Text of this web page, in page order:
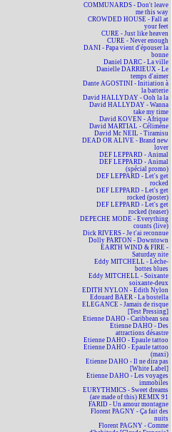
COMMUNARDS - Don't leave
me this way
CROWDED HOUSE - Fall at
your feet
CURE - Just like heaven
CURE - Never enough
DANI - Papa vient d'épouser la
bonne
Daniel DARC - La ville
Danielle DARRIEUX - Le
temps d'aimer
Dante AGOSTINI - Initiation à
la batterie
David HALLYDAY - Ooh la la
David HALLYDAY - Wanna
take my time
David KOVEN - Afrique
David MARTIAL - Célimène
David Mc NEIL - Tiramisu
DEAD OR ALIVE - Brand new
lover
DEF LEPPARD - Animal
DEF LEPPARD - Animal
(spécial promo)
DEF LEPPARD - Let's get
rocked
DEF LEPPARD - Let's get
rocked (poster)
DEF LEPPARD - Let's get
rocked (teaser)
DEPECHE MODE - Everything
counts (live)
Dick RIVERS - Je t'ai reconnue
Dolly PARTON - Downtown
EARTH WIND & FIRE -
Saturday nite
Eddy MITCHELL - Lèche-
bottes blues
Eddy MITCHELL - Soixante
soixante-deux
EDITH NYLON - Edith Nylon
Edouard BAER - La bostella
ELEGANCE - Jamais de risque
[Test Pressing]
Etienne DAHO - Caribbean sea
Etienne DAHO - Des
attractions désastre
Etienne DAHO - Epaule tattoo
Etienne DAHO - Epaule tattoo
(maxi)
Etienne DAHO - Il ne dira pas
[White Label]
Etienne DAHO - Les voyages
immobiles
EURYTHMICS - Sweet dreams
(are made of this) REMIX 91
FARID - Un amour montagne
Florent PAGNY - Ça fait des
nuits
Florent PAGNY - Comme